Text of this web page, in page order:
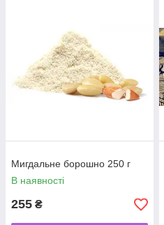
Мигдальне борошно 250 г
В наявності
255 ₴